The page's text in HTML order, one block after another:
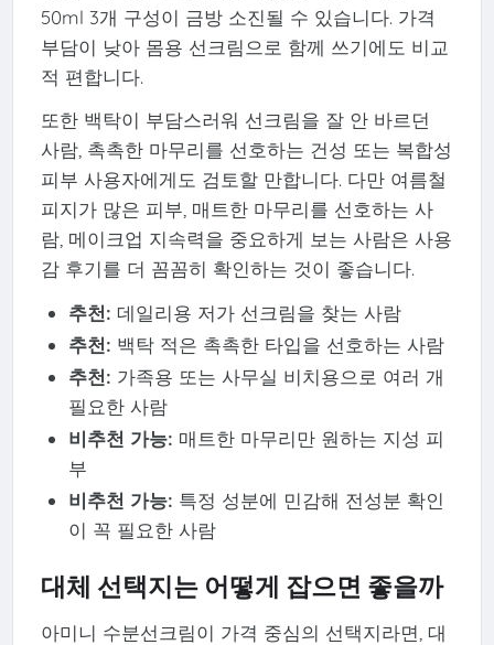
50ml 3개 구성이 금방 소진될 수 있습니다. 가격
부담이 낮아 몸용 선크림으로 함께 쓰기에도 비교
적 편합니다.
또한 백탁이 부담스러워 선크림을 잘 안 바르던
사람, 촉촉한 마무리를 선호하는 건성 또는 복합성
피부 사용자에게도 검토할 만합니다. 다만 여름철
피지가 많은 피부, 매트한 마무리를 선호하는 사
람, 메이크업 지속력을 중요하게 보는 사람은 사용
감 후기를 더 꼼꼼히 확인하는 것이 좋습니다.
추천: 데일리용 저가 선크림을 찾는 사람
추천: 백탁 적은 촉촉한 타입을 선호하는 사람
추천: 가족용 또는 사무실 비치용으로 여러 개
필요한 사람
비추천 가능: 매트한 마무리만 원하는 지성 피
부
비추천 가능: 특정 성분에 민감해 전성분 확인
이 꼭 필요한 사람
대체 선택지는 어떻게 잡으면 좋을까
아미니 수분선크림이 가격 중심의 선택지라면, 대